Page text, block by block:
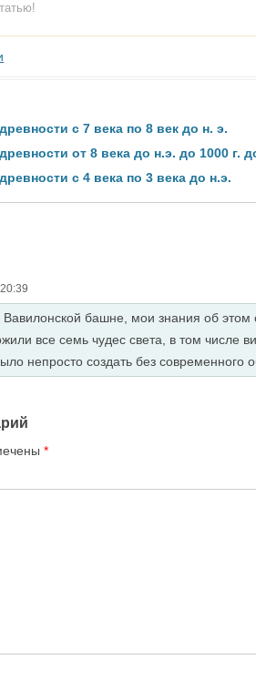
с 7 века по 8 век до н. э.
от 8 века до н.э. до 1000 г.
с 4 века по 3 века до н.э.
Вавилонской башне, мои знания об
все семь чудес света, в том числе
непросто создать без современного
*